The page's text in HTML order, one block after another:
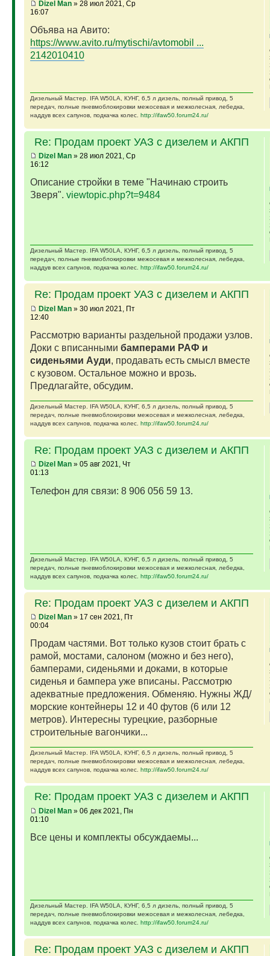
Dizel Man» 28 июл 2021, Ср
16:07
Объява на Авито:
https://www.avito.ru/mytischi/avtomobil ...
2142010410
Дизельный Мастер. IFA W50LA, КУНГ, 6,5 л дизель, полный привод, 5
передач, полные пневмоблокировки межосевая и межколесная, лебедка,
наддув всех сапунов, подкачка колес. http://ifaw50.forum24.ru/
Re: Продам проект УАЗ с дизелем и АКПП
Dizel Man» 28 июл 2021, Ср
16:12
Описание стройки в теме "Начинаю строить
Зверя". viewtopic.php?t=9484
Дизельный Мастер. IFA W50LA, КУНГ, 6,5 л дизель, полный привод, 5
передач, полные пневмоблокировки межосевая и межколесная, лебедка,
наддув всех сапунов, подкачка колес. http://ifaw50.forum24.ru/
Re: Продам проект УАЗ с дизелем и АКПП
Dizel Man» 30 июл 2021, Пт
12:40
Рассмотрю варианты раздельной продажи узлов.
Доки с вписанными бамперами РАФ и
сиденьями Ауди, продавать есть смысл вместе
с кузовом. Остальное можно и врозь.
Предлагайте, обсудим.
Дизельный Мастер. IFA W50LA, КУНГ, 6,5 л дизель, полный привод, 5
передач, полные пневмоблокировки межосевая и межколесная, лебедка,
наддув всех сапунов, подкачка колес. http://ifaw50.forum24.ru/
Re: Продам проект УАЗ с дизелем и АКПП
Dizel Man» 05 авг 2021, Чт
01:13
Телефон для связи: 8 906 056 59 13.
Дизельный Мастер. IFA W50LA, КУНГ, 6,5 л дизель, полный привод, 5
передач, полные пневмоблокировки межосевая и межколесная, лебедка,
наддув всех сапунов, подкачка колес. http://ifaw50.forum24.ru/
Re: Продам проект УАЗ с дизелем и АКПП
Dizel Man» 17 сен 2021, Пт
00:04
Продам частями. Вот только кузов стоит брать с
рамой, мостами, салоном (можно и без него),
бамперами, сиденьями и доками, в которые
сиденья и бампера уже вписаны. Рассмотрю
адекватные предложения. Обменяю. Нужны ЖД/
морские контейнеры 12 и 40 футов (6 или 12
метров). Интересны турецкие, разборные
строительные вагончики...
Дизельный Мастер. IFA W50LA, КУНГ, 6,5 л дизель, полный привод, 5
передач, полные пневмоблокировки межосевая и межколесная, лебедка,
наддув всех сапунов, подкачка колес. http://ifaw50.forum24.ru/
Re: Продам проект УАЗ с дизелем и АКПП
Dizel Man» 06 дек 2021, Пн
01:10
Все цены и комплекты обсуждаемы...
Дизельный Мастер. IFA W50LA, КУНГ, 6,5 л дизель, полный привод, 5
передач, полные пневмоблокировки межосевая и межколесная, лебедка,
наддув всех сапунов, подкачка колес. http://ifaw50.forum24.ru/
Re: Продам проект УАЗ с дизелем и АКПП